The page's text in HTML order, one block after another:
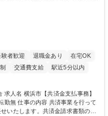
験者歓迎 退職金あり
在宅OK
交通費支給
駅近5分以内
を行って
いたします。共済金請求書類の受